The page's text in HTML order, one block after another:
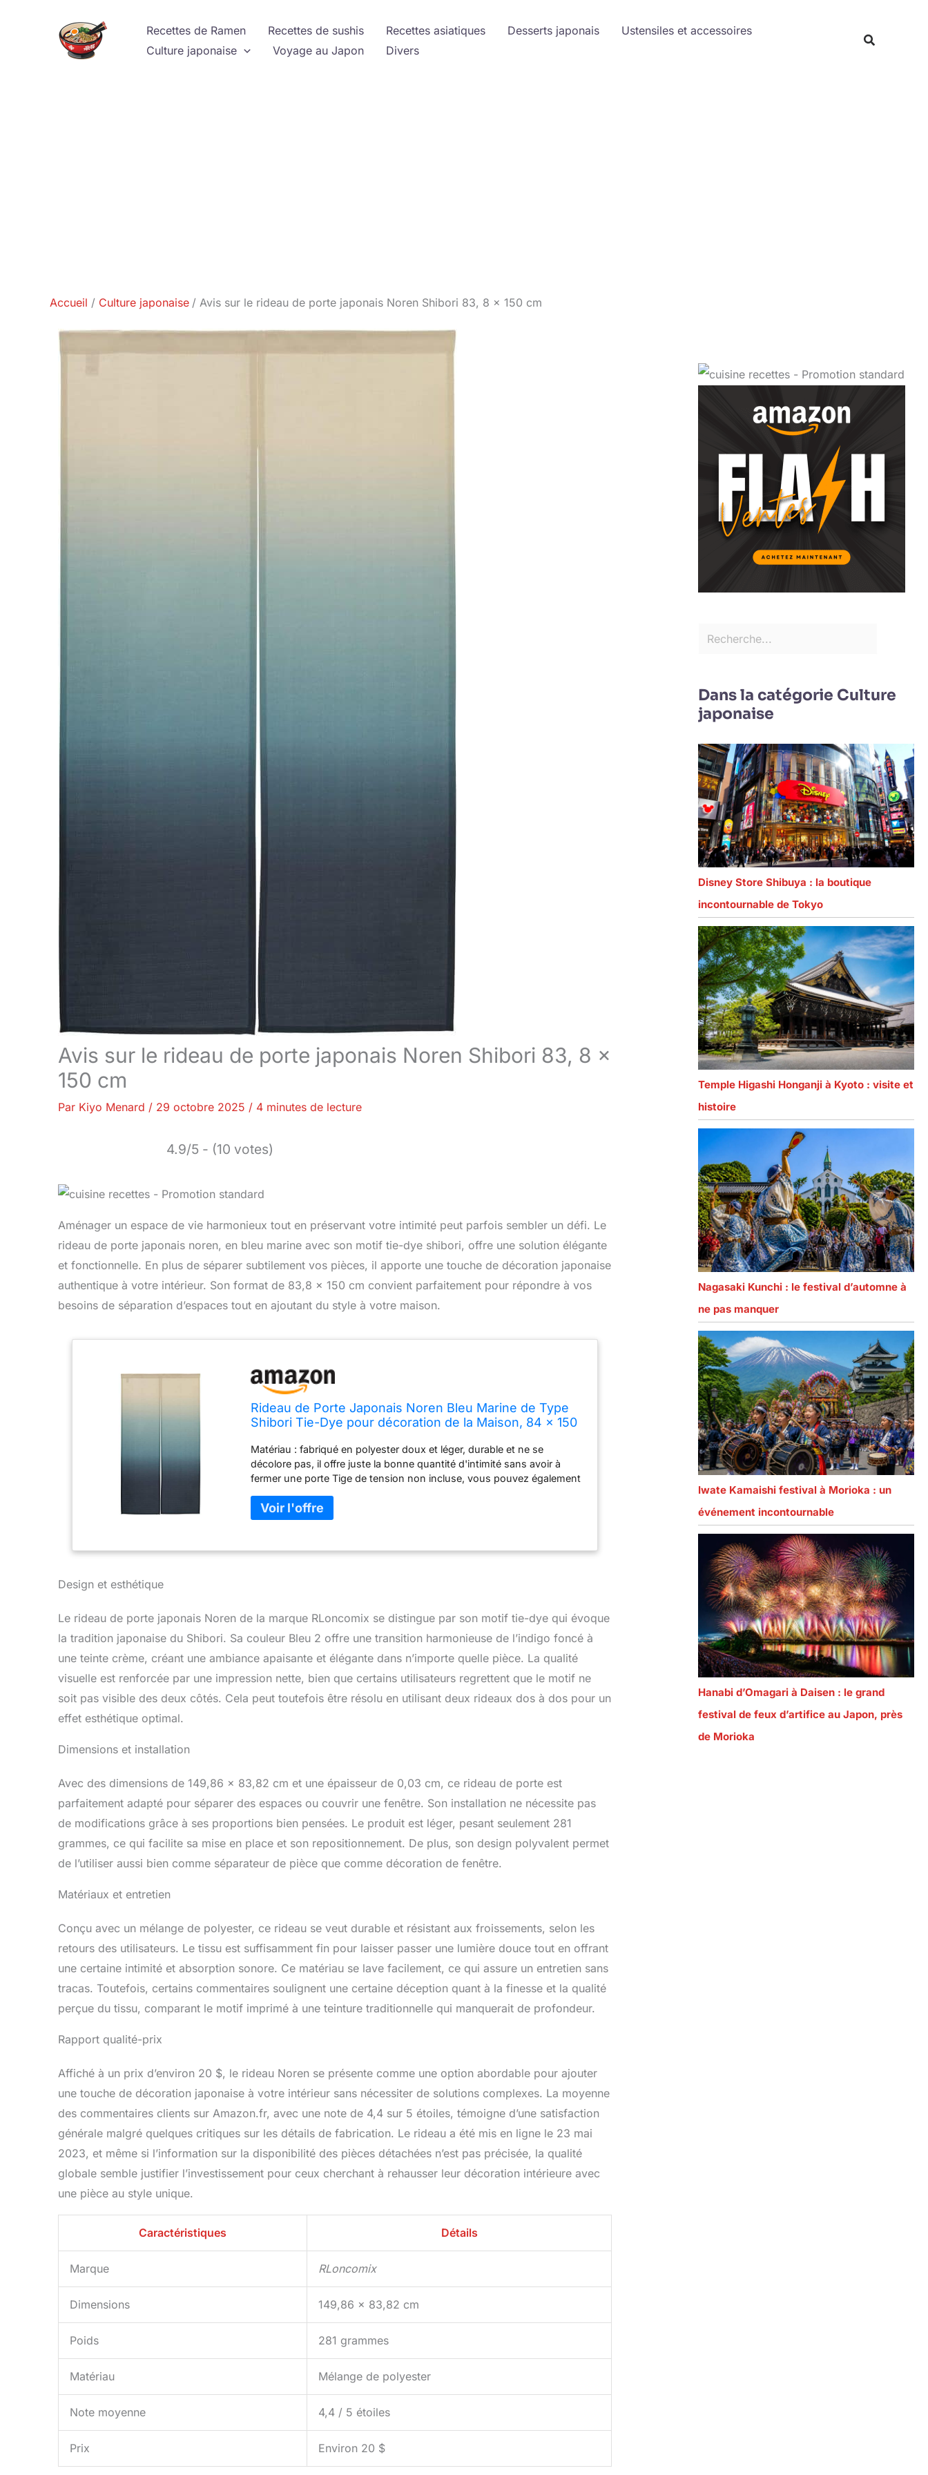
Recettes de Ramen Recettes de sushis Recettes asiatiques Desserts japonais
Ustensiles et accessoires
Culture japonaise
Voyage au Japon Divers
Accueil Culture japonaise Avis sur le rideau de porte japonais Noren Shibori 83, 8 x 150 cm
Avis sur le rideau de porte japonais Noren Shibori 83, 8 x
150 cm
Par Kiyo Menard / 29 octobre 2025 / 4 minutes de lecture
4.9/5 - (10 votes)
Aménager un espace de vie harmonieux tout en préservant votre intimité peut parfois sembler un défi. Le
rideau de porte japonais noren, en bleu marine avec son motif tie-dye shibori, offre une solution élégante
et fonctionnelle. En plus de séparer subtilement vos pièces, il apporte une touche de décoration japonaise
authentique à votre intérieur. Son format de 83,8 x 150 cm convient parfaitement pour répondre à vos
besoins de séparation d’espaces tout en ajoutant du style à votre maison.
Rideau de Porte Japonais Noren Bleu Marine de Type
Shibori Tie-Dye pour décoration de la Maison, 84 x 150
Matériau : fabriqué en polyester doux et léger, durable et ne se
décolore pas, il offre juste la bonne quantité d'intimité sans avoir à
fermer une porte Tige de tension non incluse, vous pouvez également
parfaite pour la plupart des portes pour la maison, le bureau et le
restaurant Utilisez-le comme séparateur de porte, rideau ou
contre le soleil, le vent et la poussière Le rideau se divise en deux
Design et esthétique
Le rideau de porte japonais Noren de la marque RLoncomix se distingue par son motif tie-dye qui évoque
la tradition japonaise du Shibori. Sa couleur Bleu 2 offre une transition harmonieuse de l’indigo foncé à
une teinte crème, créant une ambiance apaisante et élégante dans n’importe quelle pièce. La qualité
visuelle est renforcée par une impression nette, bien que certains utilisateurs regrettent que le motif ne
soit pas visible des deux côtés. Cela peut toutefois être résolu en utilisant deux rideaux dos à dos pour un
effet esthétique optimal.
Dimensions et installation
Avec des dimensions de 149,86 x 83,82 cm et une épaisseur de 0,03 cm, ce rideau de porte est
parfaitement adapté pour séparer des espaces ou couvrir une fenêtre. Son installation ne nécessite pas
de modifications grâce à ses proportions bien pensées. Le produit est léger, pesant seulement 281
grammes, ce qui facilite sa mise en place et son repositionnement. De plus, son design polyvalent permet
de l’utiliser aussi bien comme séparateur de pièce que comme décoration de fenêtre.
Matériaux et entretien
Conçu avec un mélange de polyester, ce rideau se veut durable et résistant aux froissements, selon les
retours des utilisateurs. Le tissu est suffisamment fin pour laisser passer une lumière douce tout en offrant
une certaine intimité et absorption sonore. Ce matériau se lave facilement, ce qui assure un entretien sans
tracas. Toutefois, certains commentaires soulignent une certaine déception quant à la finesse et la qualité
perçue du tissu, comparant le motif imprimé à une teinture traditionnelle qui manquerait de profondeur.
Rapport qualité-prix
Affiché à un prix d’environ 20 $, le rideau Noren se présente comme une option abordable pour ajouter
une touche de décoration japonaise à votre intérieur sans nécessiter de solutions complexes. La moyenne
des commentaires clients sur Amazon.fr, avec une note de 4,4 sur 5 étoiles, témoigne d’une satisfaction
générale malgré quelques critiques sur les détails de fabrication. Le rideau a été mis en ligne le 23 mai
2023, et même si l’information sur la disponibilité des pièces détachées n’est pas précisée, la qualité
globale semble justifier l’investissement pour ceux cherchant à rehausser leur décoration intérieure avec
une pièce au style unique.
Caractéristiques Détails
Marque RLoncomix
Dimensions 149,86 x 83,82 cm
Poids 281 grammes
Matériau Mélange de polyester
Note moyenne 4,4 / 5 étoiles
Prix Environ 20 $
Dans la catégorie Culture
japonaise
Disney Store Shibuya : la boutique
incontournable de Tokyo
Temple Higashi Honganji à Kyoto : visite et
histoire
Nagasaki Kunchi : le festival d’automne à
ne pas manquer
Iwate Kamaishi festival à Morioka : un
événement incontournable
Hanabi d’Omagari à Daisen : le grand
festival de feux d’artifice au Japon, près
de Morioka